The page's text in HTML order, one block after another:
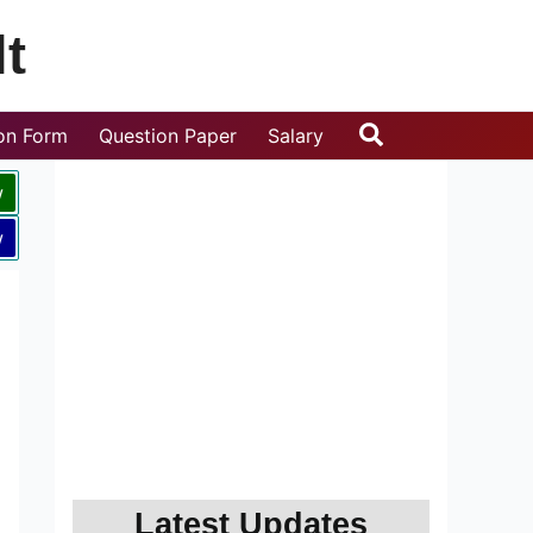
Form Question Paper Salary Search
Latest Updates